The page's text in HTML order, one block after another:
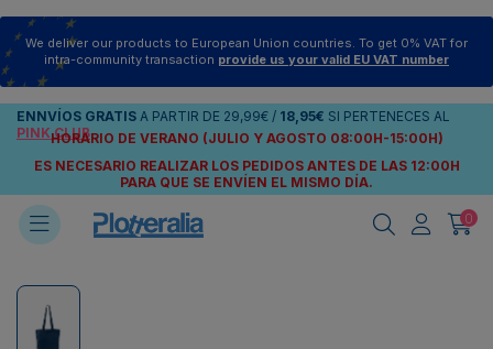
We deliver our products to European Union countries. To get 0% VAT for
intra-community transaction provide us your valid EU VAT number
ENNVÍOS GRATIS A PARTIR DE 29,99€ / 18,95€ SI PERTENECES AL
PINK CLUB
HORARIO DE VERANO (JULIO Y AGOSTO 08:00H-15:00H)
ES NECESARIO REALIZAR LOS PEDIDOS ANTES DE LAS 12:00H
PARA QUE SE ENVÍEN EL MISMO DÍA.
0